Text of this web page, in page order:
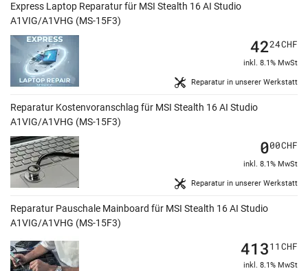
Express Laptop Reparatur für MSI Stealth 16 AI Studio
A1VIG/A1VHG (MS-15F3)
Reparatur in unserer Werkstatt
4224CHF
inkl. 8.1% MwSt
Reparatur Kostenvoranschlag für MSI Stealth 16 AI Studio
A1VIG/A1VHG (MS-15F3)
Reparatur in unserer Werkstatt
000CHF
inkl. 8.1% MwSt
Reparatur Pauschale Mainboard für MSI Stealth 16 AI Studio
A1VIG/A1VHG (MS-15F3)
41311 CHF
inkl. 8.1% MwSt